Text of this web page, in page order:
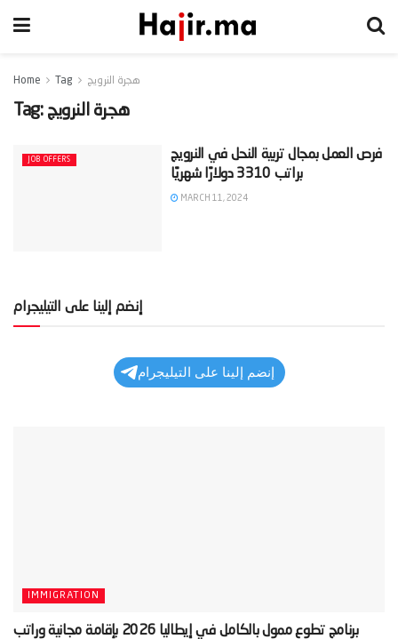
Home Tag هجرة النرويج
Tag: هجرة النرويج
JOB OFFERS
‫فرص العمل بمجال تربية النحل في النرويج
MARCH 11, 2024
إنضم إلينا على التيليجرام
إنضم إلينا على التيليجرام
IMMIGRATION
‫برنامج تطوع ممول بالكامل في إيطاليا 2026 بإقامة مجانية وراتب